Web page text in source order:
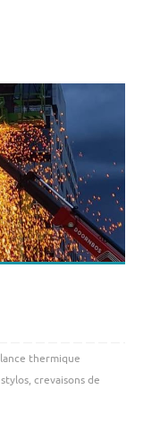
lance thermique
, crevaisons de